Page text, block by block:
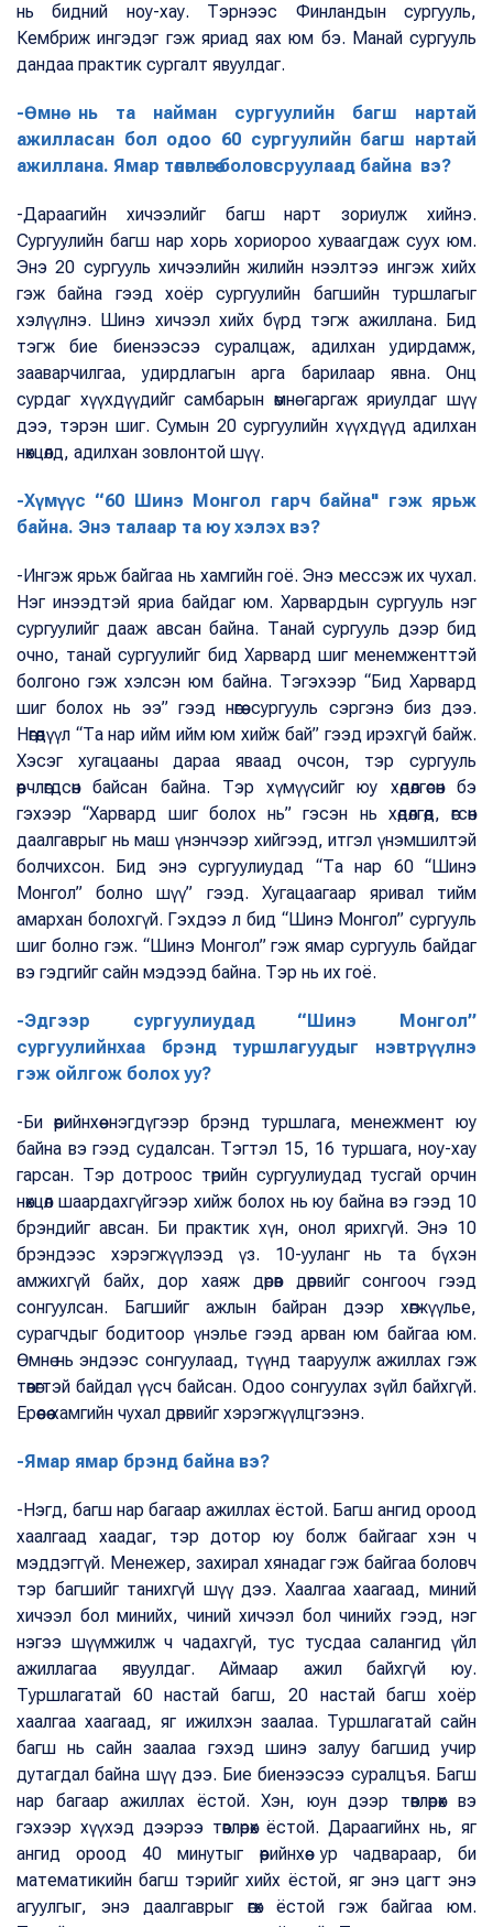
нь бидний ноу-хау. Тэрнээс Финландын сургууль,
Кембриж ингэдэг гэж яриад яах юм бэ. Манай сургууль
дандаа практик сургалт явуулдаг.
-Өмнө нь та найман сургуулийн багш нартай
ажилласан бол одоо 60 сургуулийн багш нартай
ажиллана. Ямар төлөвлөгөө боловсруулаад байна вэ?
-Дараагийн хичээлийг багш нарт зориулж хийнэ.
Сургуулийн багш нар хорь хориороо хуваагдаж суух юм.
Энэ 20 сургууль хичээлийн жилийн нээлтээ ингэж хийх
гэж байна гээд хоёр сургуулийн багшийн туршлагыг
хэлүүлнэ. Шинэ хичээл хийх бүрд тэгж ажиллана. Бид
тэгж бие биенээсээ суралцаж, адилхан удирдамж,
зааварчилгаа, удирдлагын арга барилаар явна. Онц
сурдаг хүүхдүүдийг самбарын өмнө гаргаж яриулдаг шүү
дээ, тэрэн шиг. Сумын 20 сургуулийн хүүхдүүд адилхан
нөхцөлд, адилхан зовлонтой шүү.
-Хүмүүс “60 Шинэ Монгол гарч байна" гэж ярьж
байна. Энэ талаар та юу хэлэх вэ?
-Ингэж ярьж байгаа нь хамгийн гоё. Энэ мессэж их чухал.
Нэг инээдтэй яриа байдаг юм. Харвардын сургууль нэг
сургуулийг дааж авсан байна. Танай сургууль дээр бид
очно, танай сургуулийг бид Харвард шиг менемженттэй
болгоно гэж хэлсэн юм байна. Тэгэхээр “Бид Харвард
шиг болох нь ээ” гээд нөгөө сургууль сэргэнэ биз дээ.
Нөгөөдүүл “Та нар ийм ийм юм хийж бай” гээд ирэхгүй байж.
Хэсэг хугацааны дараа яваад очсон, тэр сургууль
өөрчлөгдсөн байсан байна. Тэр хүмүүсийг юу хөдөлгөсөн бэ
гэхээр “Харвард шиг болох нь” гэсэн нь хөдөлгөөд, өгсөн
даалгаврыг нь маш үнэнчээр хийгээд, итгэл үнэмшилтэй
болчихсон. Бид энэ сургуулиудад “Та нар 60 “Шинэ
Монгол” болно шүү” гээд. Хугацаагаар яривал тийм
амархан болохгүй. Гэхдээ л бид “Шинэ Монгол” сургууль
шиг болно гэж. “Шинэ Монгол” гэж ямар сургууль байдаг
вэ гэдгийг сайн мэдээд байна. Тэр нь их гоё.
-Эдгээр сургуулиудад “Шинэ Монгол”
сургуулийнхаа брэнд туршлагуудыг нэвтрүүлнэ
гэж ойлгож болох уу?
-Би өөрийнхөө нэгдүгээр брэнд туршлага, менежмент юу
байна вэ гээд судалсан. Тэгтэл 15, 16 туршага, ноу-хау
гарсан. Тэр дотроос төрийн сургуулиудад тусгай орчин
нөхцөл шаардахгүйгээр хийж болох нь юу байна вэ гээд 10
брэндийг авсан. Би практик хүн, онол ярихгүй. Энэ 10
брэндээс хэрэгжүүлээд үз. 10-ууланг нь та бүхэн
амжихгүй байх, дор хаяж дөрөв дөрвийг сонгооч гээд
сонгуулсан. Багшийг ажлын байран дээр хөгжүүлье,
сурагчдыг бодитоор үнэлье гээд арван юм байгаа юм.
Өмнө нь эндээс сонгуулаад, түүнд тааруулж ажиллах гэж
төвөгтэй байдал үүсч байсан. Одоо сонгуулах зүйл байхгүй.
Ерөөсөө хамгийн чухал дөрвийг хэрэгжүүлцгээнэ.
-Ямар ямар брэнд байна вэ?
-Нэгд, багш нар багаар ажиллах ёстой. Багш ангид ороод
хаалгаад хаадаг, тэр дотор юу болж байгааг хэн ч
мэддэггүй. Менежер, захирал хянадаг гэж байгаа боловч
тэр багшийг танихгүй шүү дээ. Хаалгаа хаагаад, миний
хичээл бол минийх, чиний хичээл бол чинийх гээд, нэг
нэгээ шүүмжилж ч чадахгүй, тус тусдаа салангид үйл
ажиллагаа явуулдаг. Аймаар ажил байхгүй юу.
Туршлагатай 60 настай багш, 20 настай багш хоёр
хаалгаа хаагаад, яг ижилхэн заалаа. Туршлагатай сайн
багш нь сайн заалаа гэхэд шинэ залуу багшид учир
дутагдал байна шүү дээ. Бие биенээсээ суралцъя. Багш
нар багаар ажиллах ёстой. Хэн, юун дээр төвлөрөх вэ
гэхээр хүүхэд дээрээ төвлөрөх ёстой. Дараагийнх нь, яг
ангид ороод 40 минутыг өөрийнхөө ур чадвараар, би
математикийн багш тэрийг хийх ёстой, яг энэ цагт энэ
агуулгыг, энэ даалгаврыг өгөх ёстой гэж байгаа юм.